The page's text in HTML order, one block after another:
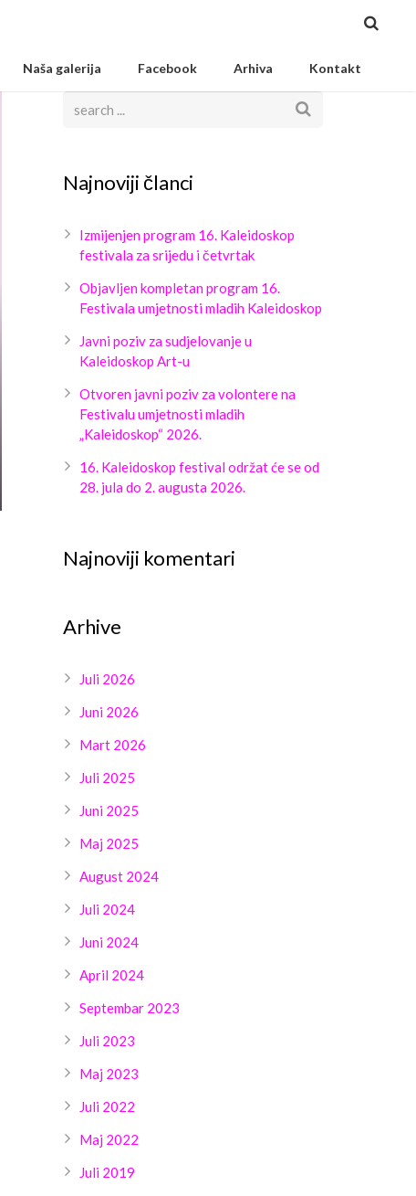
Naša galerija Facebook Arhiva Kontakt
Najnoviji članci
Izmijenjen program 16. Kaleidoskop
festivala za srijedu i četvrtak
Objavljen kompletan program 16.
Festivala umjetnosti mladih Kaleidoskop
Javni poziv za sudjelovanje u
Kaleidoskop Art-u
Otvoren javni poziv za volontere na
Festivalu umjetnosti mladih
„Kaleidoskop“ 2026.
16. Kaleidoskop festival održat će se od
28. jula do 2. augusta 2026.
Najnoviji komentari
Arhive
Juli 2026
Juni 2026
Mart 2026
Juli 2025
Juni 2025
Maj 2025
August 2024
Juli 2024
Juni 2024
April 2024
Septembar 2023
Juli 2023
Maj 2023
Juli 2022
Maj 2022
Juli 2019